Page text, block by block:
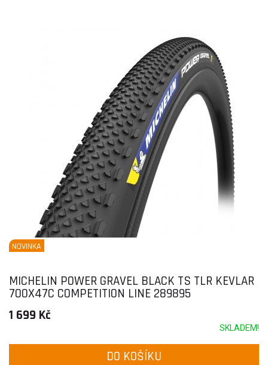
NOVINKA
MICHELIN POWER GRAVEL BLACK TS TLR KEVLAR
700X47C COMPETITION LINE 289895
1 699 Kč
SKLADEM!
DO KOŠÍKU